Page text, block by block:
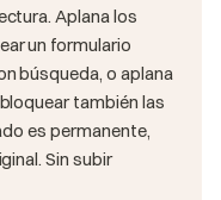
Aplana los
un formulario
búsqueda, o aplana
también las
es permanente,
Sin subir